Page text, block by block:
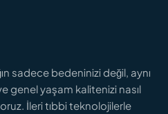
sadece bedeninizi değil, aynı
genel yaşam kalitenizi nasıl
İleri tıbbi teknolojilerle